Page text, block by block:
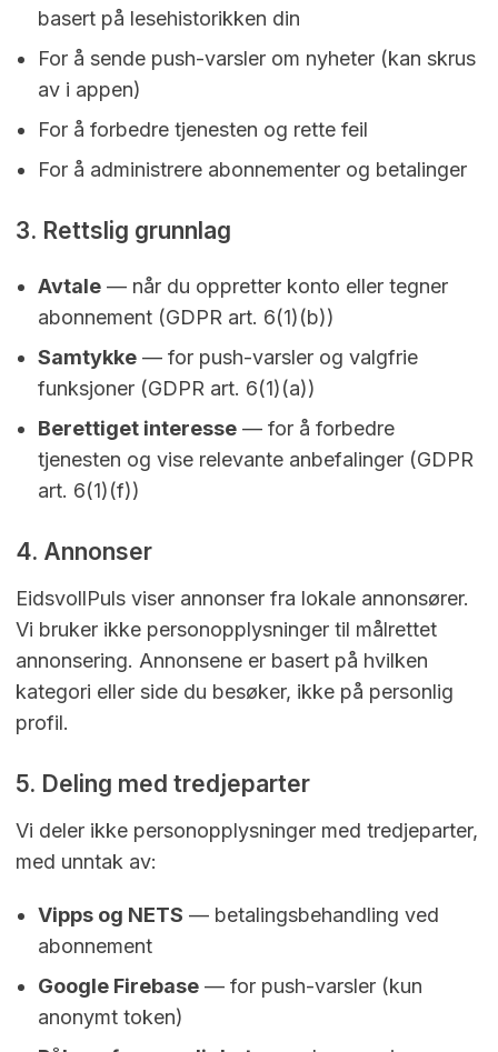
basert på lesehistorikken din
For å sende push-varsler om nyheter (kan skrus
av i appen)
For å forbedre tjenesten og rette feil
For å administrere abonnementer og betalinger
3. Rettslig grunnlag
Avtale — når du oppretter konto eller tegner
abonnement (GDPR art. 6(1)(b))
Samtykke — for push-varsler og valgfrie
funksjoner (GDPR art. 6(1)(a))
Berettiget interesse — for å forbedre
tjenesten og vise relevante anbefalinger (GDPR
art. 6(1)(f))
4. Annonser
EidsvollPuls viser annonser fra lokale annonsører.
Vi bruker ikke personopplysninger til målrettet
annonsering. Annonsene er basert på hvilken
kategori eller side du besøker, ikke på personlig
profil.
5. Deling med tredjeparter
Vi deler ikke personopplysninger med tredjeparter,
med unntak av:
Vipps og NETS — betalingsbehandling ved
abonnement
Google Firebase — for push-varsler (kun
anonymt token)